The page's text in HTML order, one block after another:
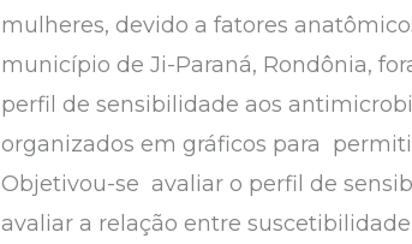
mulheres, devido a fatores
município de Ji-Paraná, Rondônia,
perfil de sensibilidade aos
organizados em gráficos para
Objetivou-se avaliar o perfil de
avaliar a relação entre